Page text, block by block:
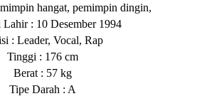
hangat, pemimpin dingin,
Lahir : 10 Desember 1994
: Leader, Vocal, Rap
Tinggi : 176 cm
Berat : 57 kg
Tipe Darah : A